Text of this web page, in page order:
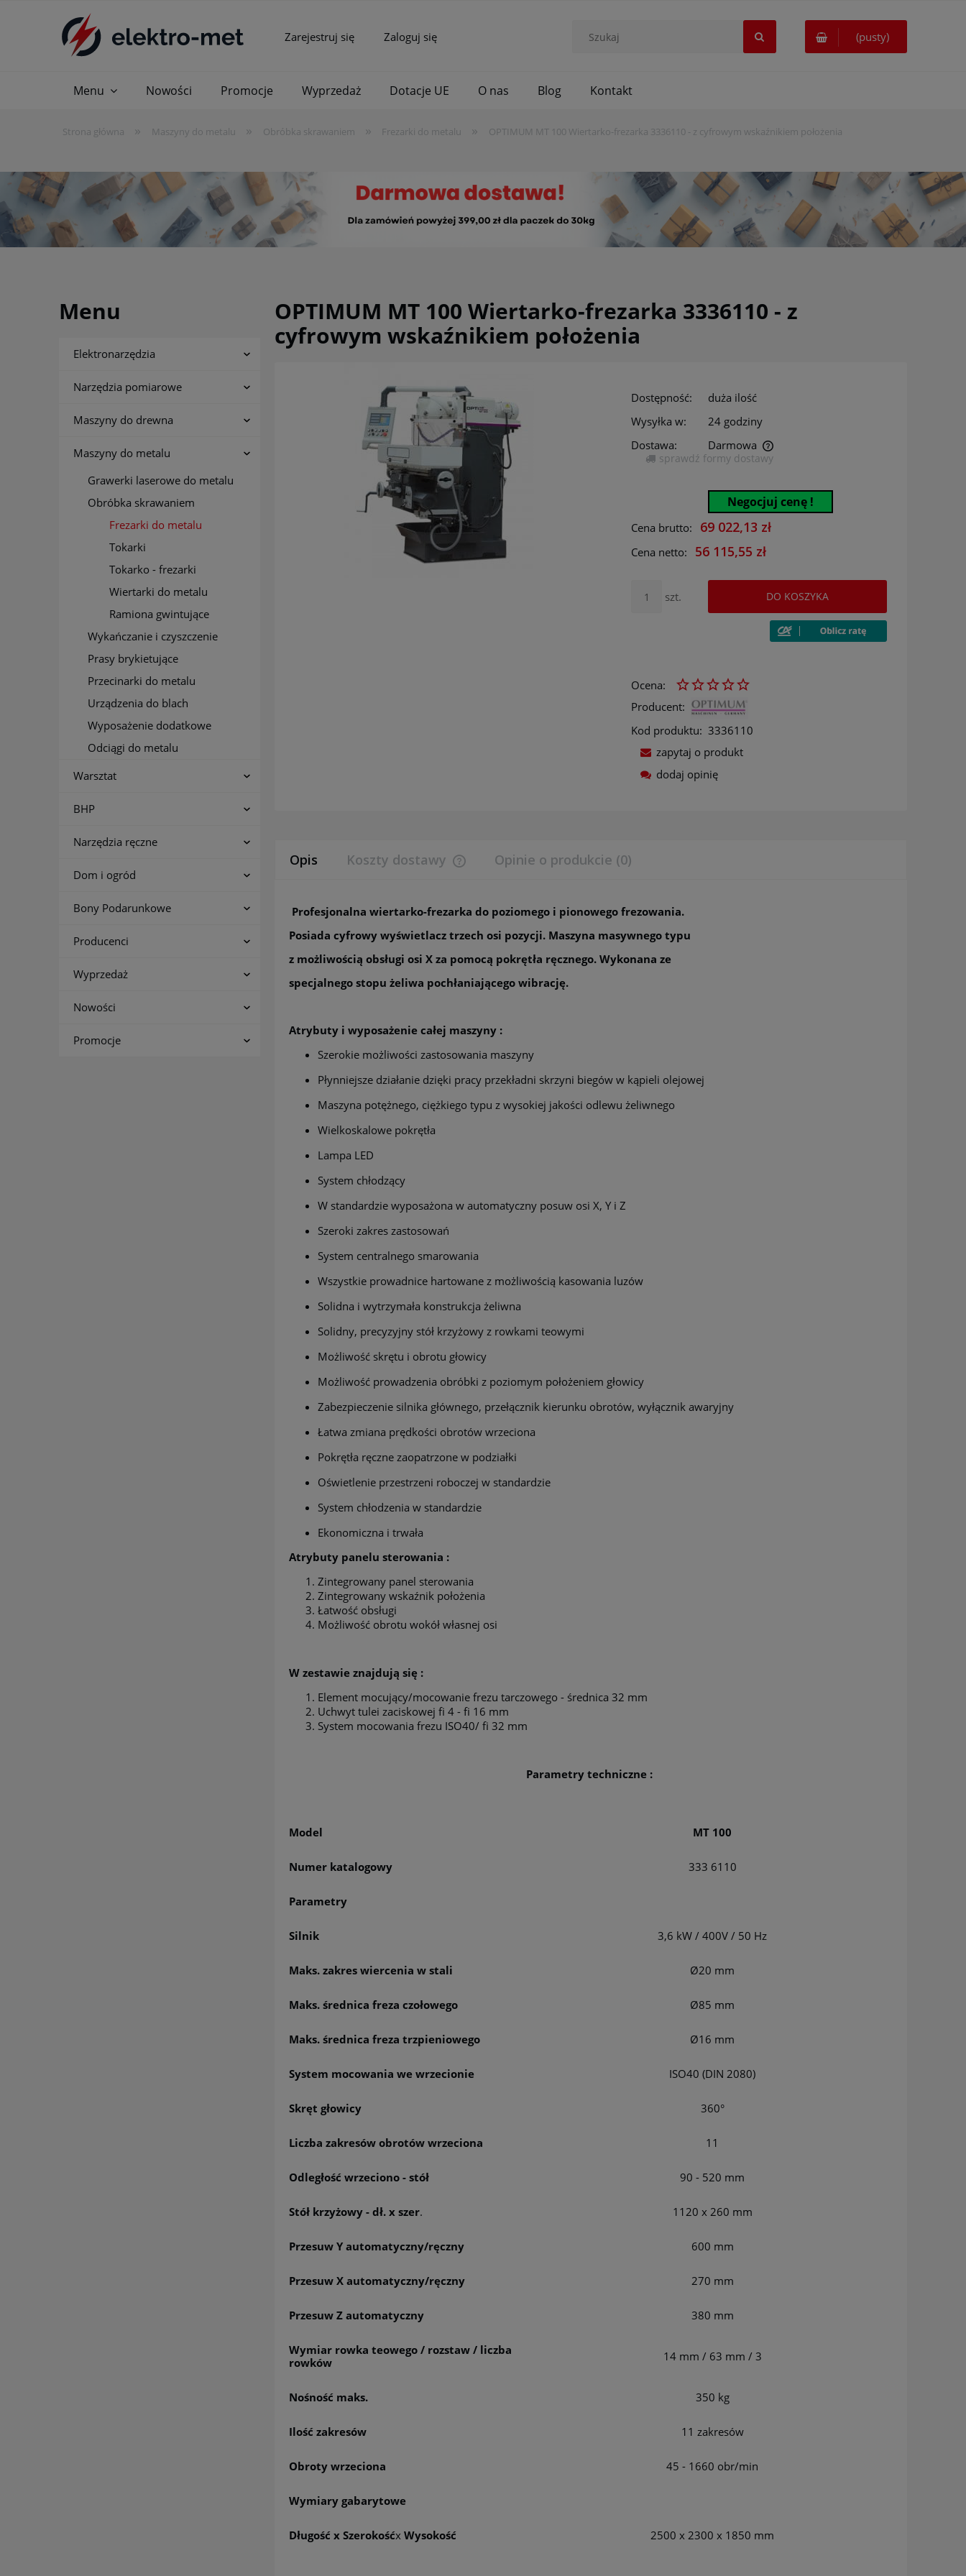
(pusty)
Zarejestruj się Zaloguj się
Menu Nowości Promocje Wyprzedaż Dotacje UE O nas Blog Kontakt
Strona główna » Maszyny do metalu » Obróbka skrawaniem » Frezarki do metalu » OPTIMUM MT 100 Wiertarko-frezarka 3336110 - z cyfrowym wskaźnikiem położenia
Menu
Elektronarzędzia
Narzędzia pomiarowe
Maszyny do drewna
Maszyny do metalu
Grawerki laserowe do metalu
Obróbka skrawaniem
Frezarki do metalu
Tokarki
Tokarko - frezarki
Wiertarki do metalu
Ramiona gwintujące
Wykańczanie i czyszczenie
Prasy brykietujące
Przecinarki do metalu
Urządzenia do blach
Wyposażenie dodatkowe
Odciągi do metalu
Warsztat
BHP
Narzędzia ręczne
Dom i ogród
Bony Podarunkowe
Producenci
Wyprzedaż
Nowości
Promocje
OPTIMUM MT 100 Wiertarko-frezarka 3336110 - z
cyfrowym wskaźnikiem położenia
Dostępność:
duża ilość
Wysyłka w:
24 godziny
Dostawa:
Darmowa
sprawdź formy dostawy
Negocjuj cenę !
Cena brutto: 69 022,13 zł
Cena netto: 56 115,55 zł
szt. DO KOSZYKA
Ocena:
Producent:
Kod produktu: 3336110
zapytaj o produkt
dodaj opinię
Opis Koszty dostawy
płatności
Opinie o produkcie (0)
Profesjonalna wiertarko-frezarka do poziomego i pionowego frezowania.
Posiada cyfrowy wyświetlacz trzech osi pozycji. Maszyna masywnego typu
z możliwością obsługi osi X za pomocą pokrętła ręcznego. Wykonana ze
specjalnego stopu żeliwa pochłaniającego wibrację.
Atrybuty i wyposażenie całej maszyny :
Szerokie możliwości zastosowania maszyny
Płynniejsze działanie dzięki pracy przekładni skrzyni biegów w kąpieli olejowej
Maszyna potężnego, ciężkiego typu z wysokiej jakości odlewu żeliwnego
Wielkoskalowe pokrętła
Lampa LED
System chłodzący
W standardzie wyposażona w automatyczny posuw osi X, Y i Z
Szeroki zakres zastosowań
System centralnego smarowania
Wszystkie prowadnice hartowane z możliwością kasowania luzów
Solidna i wytrzymała konstrukcja żeliwna
Solidny, precyzyjny stół krzyżowy z rowkami teowymi
Możliwość skrętu i obrotu głowicy
Możliwość prowadzenia obróbki z poziomym położeniem głowicy
Zabezpieczenie silnika głównego, przełącznik kierunku obrotów, wyłącznik awaryjny
Łatwa zmiana prędkości obrotów wrzeciona
Pokrętła ręczne zaopatrzone w podziałki
Oświetlenie przestrzeni roboczej w standardzie
System chłodzenia w standardzie
Ekonomiczna i trwała
Atrybuty panelu sterowania :
Zintegrowany panel sterowania
Zintegrowany wskaźnik położenia
Łatwość obsługi
Możliwość obrotu wokół własnej osi
W zestawie znajdują się :
Element mocujący/mocowanie frezu tarczowego - średnica 32 mm
Uchwyt tulei zaciskowej fi 4 - fi 16 mm
System mocowania frezu ISO40/ fi 32 mm
Parametry techniczne :
Model MT 100
Numer katalogowy 333 6110
Parametry
Silnik 3,6 kW / 400V / 50 Hz
Maks. zakres wiercenia w stali Ø20 mm
Maks. średnica freza czołowego Ø85 mm
Maks. średnica freza trzpieniowego Ø16 mm
System mocowania we wrzecionie ISO40 (DIN 2080)
Skręt głowicy 360°
Liczba zakresów obrotów wrzeciona 11
Odległość wrzeciono - stół 90 - 520 mm
Stół krzyżowy - dł. x szer. 1120 x 260 mm
Przesuw Y automatyczny/ręczny 600 mm
Przesuw X automatyczny/ręczny 270 mm
Przesuw Z automatyczny 380 mm
Wymiar rowka teowego / rozstaw / liczba
rowków
14 mm / 63 mm / 3
Nośność maks. 350 kg
Ilość zakresów 11 zakresów
Obroty wrzeciona 45 - 1660 obr/min
Wymiary gabarytowe
Długość x Szerokośćx Wysokość 2500 x 2300 x 1850 mm